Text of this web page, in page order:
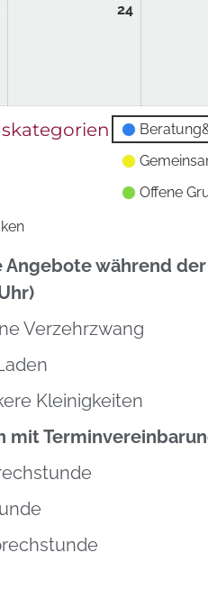
24
Offene
Angebote während
Verzehrzwang
Kleinigkeiten
mit